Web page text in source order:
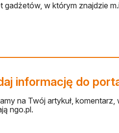
gadżetów, w którym znajdzie
informację do
na Twój artykuł,
ngo.pl.